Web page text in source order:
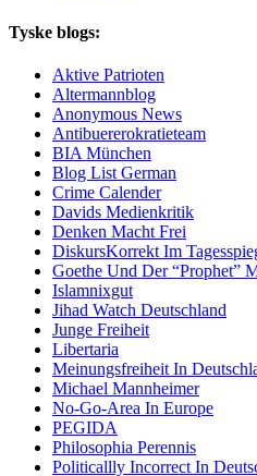
Tyske blogs:
Aktive Patrioten
Altermannblog
Anonymous News
Antibuererokratieteam
BIA München
Blog List German
Crime Calender
Davids Medienkritik
Denken Macht Frei
DiskursKorrekt Im
Goethe Und Der “Prophet”
Islamnixgut
Jihad Watch Deutschland
Junge Freiheit
Libertaria
Meinungsfreiheit In
Michael Mannheimer
No-Go-Area In Europe
PEGIDA
Philosophia Perennis
Politicallly Incorrect In